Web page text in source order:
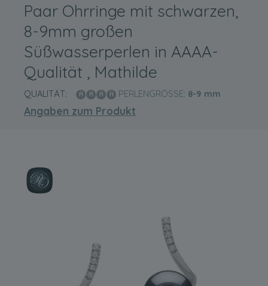
Paar Ohrringe mit schwarzen,
8-9mm großen
Süßwasserperlen in AAAA-
Qualität , Mathilde
QUALITÄT: PERLENGRÖSSE: 8-9 mm
Angaben zum Produkt